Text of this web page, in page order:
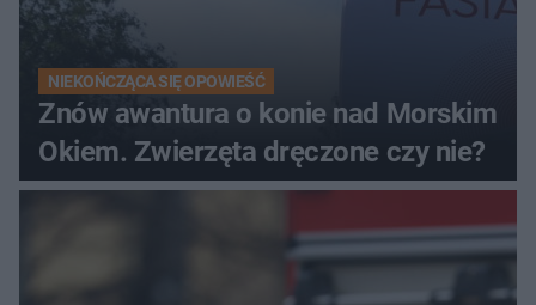
NIEKOŃCZĄCA SIĘ OPOWIEŚĆ
Znów awantura o konie nad Morskim
Okiem. Zwierzęta dręczone czy nie?